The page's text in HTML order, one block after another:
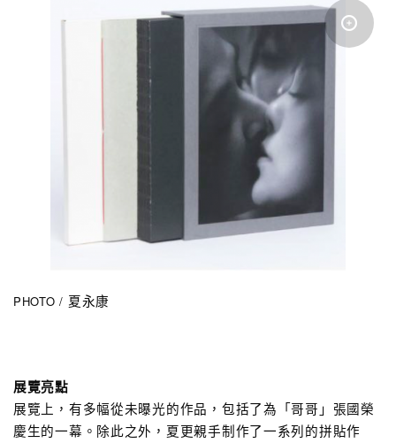
PHOTO / 夏永康
展覽亮點
展覽上，有多幅從未曝光的作品，包括了為
「哥哥」張國榮
慶生的一幕。除此之外，夏更親手制作了一系列的拼貼作